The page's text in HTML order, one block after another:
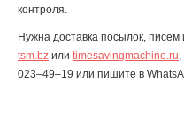
контроля.
Нужна доставка посылок,
tsm.bz или timesavingmachine.ru
023–49–19 или пишите в